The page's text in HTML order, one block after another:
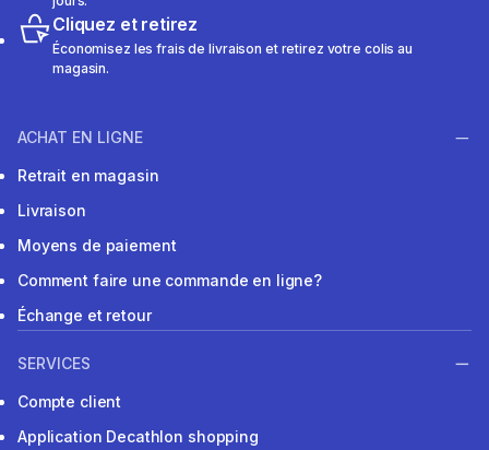
Cliquez et retirez
Économisez les frais de livraison et retirez votre colis au
magasin.
ACHAT EN LIGNE
Retrait en magasin
Livraison
Moyens de paiement
Comment faire une commande en ligne?
Échange et retour
SERVICES
Compte client
Application Decathlon shopping